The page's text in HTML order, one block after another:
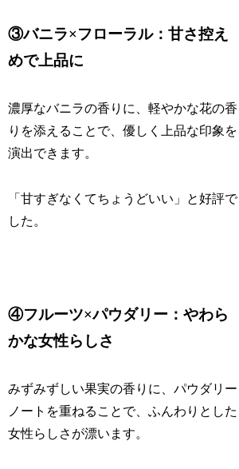
③バニラ×フローラル：甘さ控え
めで上品に
濃厚なバニラの香りに、軽やかな花の香
りを添えることで、優しく上品な印象を
演出できます。
「甘すぎなくてちょうどいい」と好評で
した。
④フルーツ×パウダリー：やわら
かな女性らしさ
みずみずしい果実の香りに、パウダリー
ノートを重ねることで、ふんわりとした
女性らしさが漂います。